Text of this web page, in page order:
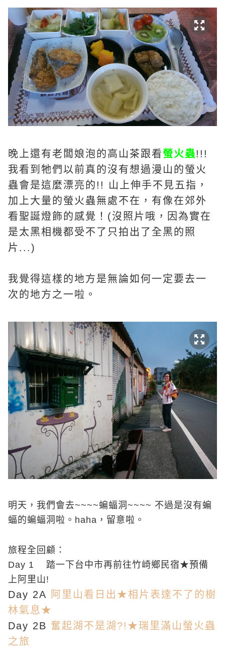
晚上還有老闆娘泡的高山茶跟看螢火蟲!!!
我看到牠們以前真的沒有想過漫山的螢火
蟲會是這麼漂亮的!! 山上伸手不見五指，
加上大量的螢火蟲無處不在，有像在郊外
看聖誕燈飾的感覺！(沒照片哦，因為實在
是太黑相機都受不了只拍出了全黑的照
片...)
我覺得這樣的地方是無論如何一定要去一
次的地方之一啦。
明天，我們會去~~~~蝙蝠洞~~~~ 不過是沒有蝙
蝠的蝙蝠洞啦。haha，留意啦。
旅程全回顧：
Day 1 踏一下台中市再前往竹崎鄉民宿★預備
上阿里山!
Day 2A
阿里山看日出★相片表達不了的樹
林氣息★
Day 2B 奮起湖不是湖?!★瑞里滿山螢火蟲
之旅